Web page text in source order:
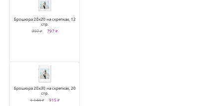
Брошюра 20х20 на скрепках, 12
стр.
997 ₽
797 ₽
Брошюра 20х30 на скрепках, 20
стр.
1 144 ₽
915 ₽